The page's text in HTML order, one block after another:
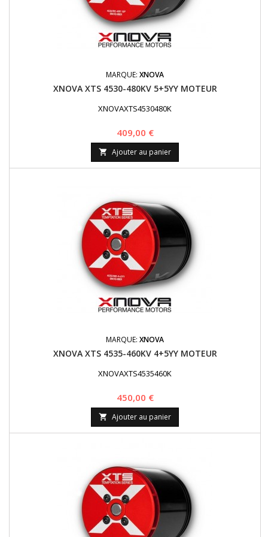
MARQUE: XNOVA
XNOVA XTS 4530-480KV 5+5YY MOTEUR
XNOVAXTS4530480K
Prix
409,00 €
 Ajouter au panier
MARQUE: XNOVA
XNOVA XTS 4535-460KV 4+5YY MOTEUR
XNOVAXTS4535460K
Prix
450,00 €
 Ajouter au panier